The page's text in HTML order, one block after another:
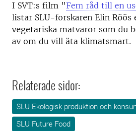
I SVT:s film "Fem råd till en
listar SLU-forskaren Elin Röös
vegetariska matvaror som du
av om du vill äta klimatsmart.
Relaterade sidor:
SLU Ekologisk produktion och
SLU Future Food